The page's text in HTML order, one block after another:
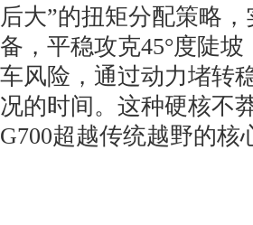
后大”的扭矩分配策略
备，平稳攻克45°度陡
车风险，通过动力堵转
况的时间。这种硬核不
G700超越传统越野的核